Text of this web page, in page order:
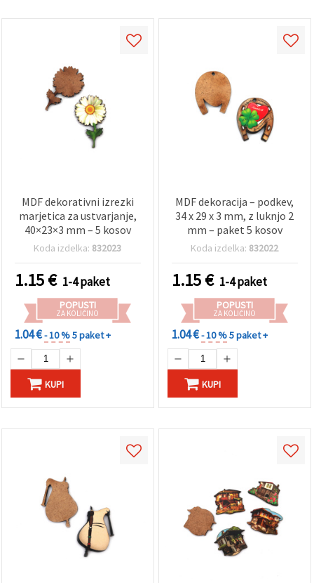
MDF dekorativni izrezki
marjetica za ustvarjanje,
40×23×3 mm – 5 kosov
Koda izdelka: 832023
1.15€ 1-4 paket
POPUSTI
ZA KOLIČINO
1.04 €- 10 %5 paket +
KUPI
MDF dekoracija – podkev,
34 x 29 x 3 mm, z luknjo 2
mm – paket 5 kosov
Koda izdelka: 832022
1.15€ 1-4 paket
POPUSTI
ZA KOLIČINO
1.04 €- 10 %5 paket +
KUPI